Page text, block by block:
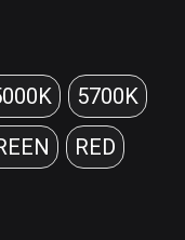
5700K
RED